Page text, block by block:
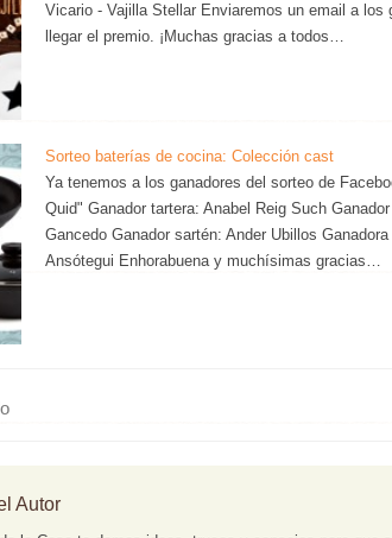
Vicario - Vajilla Stellar Enviaremos un email a los
llegar el premio. ¡Muchas gracias a todos…
Sorteo baterías de cocina: Colección cast
Ya tenemos a los ganadores del sorteo de
Quid" Ganador tartera: Anabel Reig Such
Gancedo Ganador sartén: Ander Ubillos
Ansótegui Enhorabuena y muchísimas gracias…
Autor